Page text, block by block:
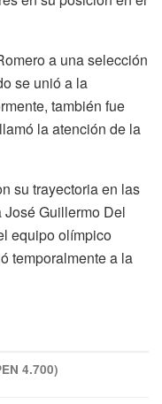
a una selección
se unió a la
también fue
la atención de la
su trayectoria en las
Guillermo Del
equipo olímpico
temporalmente a la
4.700)